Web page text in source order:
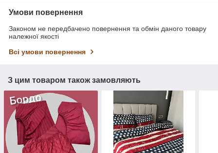
Умови повернення
Законом не передбачено повернення та обмін даного товару
належної якості
Всі умови повернення
З цим товаром також замовляють